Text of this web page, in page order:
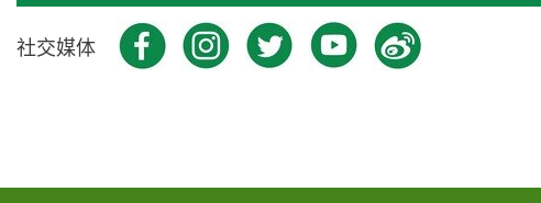
社交媒体 Facebook
Youtube
Instragram
Weibo